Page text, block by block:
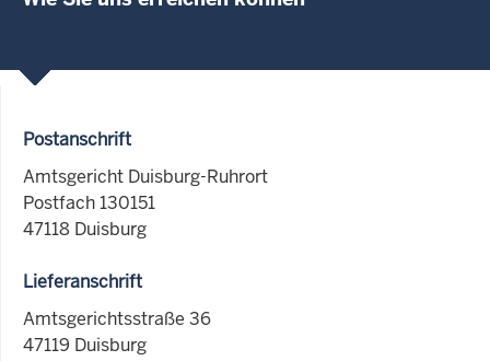
Postanschrift
Amtsgericht Duisburg-Ruhrort
Postfach 130151
47118 Duisburg
Lieferanschrift
Amtsgerichtsstraße 36
47119 Duisburg